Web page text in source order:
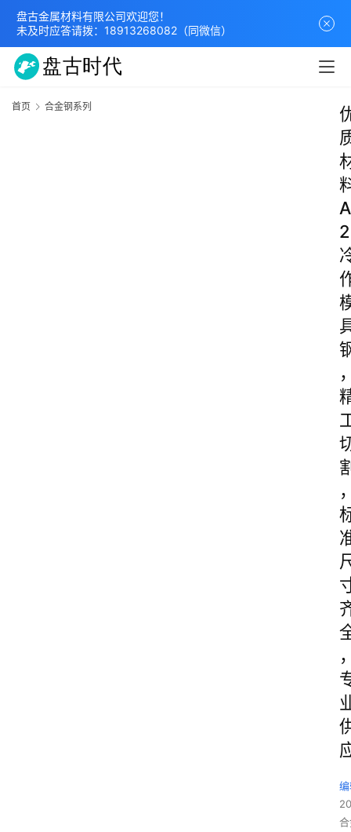
盘古金属材料有限公司欢迎您！
未及时应答请拨： 18913268082 （同微信）
首页 合金钢系列
A
2